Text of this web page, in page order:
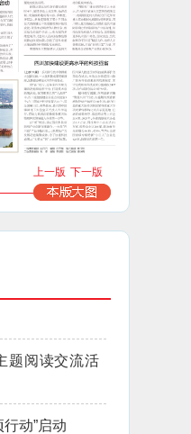
上一版 下一版
题阅读交流活
动”启动